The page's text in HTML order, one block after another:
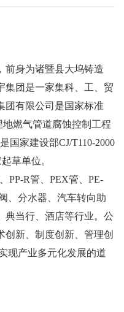
前身为诸暨县大坞铸造
集团是一家集科、工、贸
团有限公司是国家标准
地燃气管道腐蚀控制工程
国家建设部CJ/T110-2000
草单位。
PP-R管、PEX管、PE-
、分水器、汽车转向助
典当行、酒店等行业。公
新、制度创新、管理创
现产业多元化发展的道